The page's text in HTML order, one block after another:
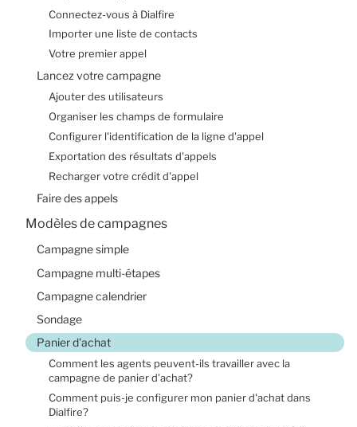
Connaissances
Documentation
Contact
Connectez-vous à Dialfire
Importer une liste de contacts
Votre premier appel
Lancez votre campagne
Ajouter des utilisateurs
Organiser les champs de formulaire
Configurer l'identification de la ligne d'appel
Exportation des résultats d'appels
Recharger votre crédit d'appel
Faire des appels
Modèles de campagnes
Campagne simple
Campagne multi-étapes
Campagne calendrier
Sondage
Panier d'achat
Comment les agents peuvent-ils travailler avec la
campagne de panier d'achat?
Comment puis-je configurer mon panier d'achat dans
Dialfire?